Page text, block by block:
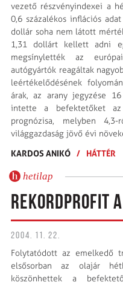
vezető részvényindexei a
0,6 százalékos inflációs
dollár soha nem látott
1,31 dollárt kellett adni
megsínylették az
autógyártók reagáltak
leértékelődésének
árak, az arany jegyzése
intette a befektetőket
prognózisa, melyben
világgazdaság jövő évi
KARDOS ANIKÓ / HÁTTÉR
hetilap
REKORDPROFIT
2004. 11. 22.
Folytatódott az emelkedő
elsősorban az olajár
köszönhettek a